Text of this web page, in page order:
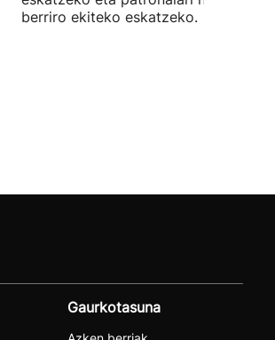
berriro ekiteko eskatzeko.
Gaurkotasuna